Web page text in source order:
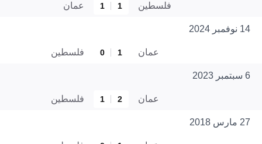
فلسطين 1
1 عمان
14 نوفمبر 2024
عمان 1
0 فلسطين
6 سبتمبر 2023
عمان 2
1 فلسطين
27 مارس 2018